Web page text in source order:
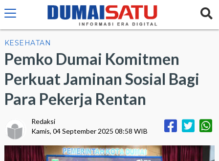
KESEHATAN
Pemko Dumai Komitmen
Perkuat Jaminan Sosial Bagi
Para Pekerja Rentan
Redaksi
Kamis, 04 September 2025 08:58 WIB